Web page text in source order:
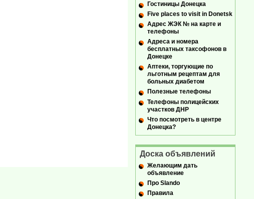
Гостиницы Донецка
Five places to visit in Donetsk
Адрес ЖЭК № на карте и
телефоны
Адреса и номера
бесплатных таксофонов в
Донецке
Аптеки, торгующие по
льготным рецептам для
больных диабетом
Полезные телефоны
Телефоны полицейских
участков ДНР
Что посмотреть в центре
Донецка?
Доска объявлений
Желающим дать
объявление
Про Slando
Правила